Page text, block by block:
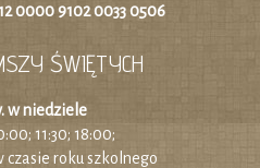
0000 9102 0033 0506
ŚWIĘTYCH
w niedziele
11:30; 18:00;
czasie roku szkolnego